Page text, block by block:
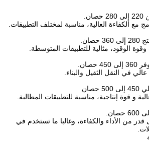
مع الكفاءة العالية، مناسبة لمختلف التطبيقات.
الوقود، مثالية للتطبيقات المتوسطة.
في النقل الثقيل والبناء.
و قوة إنتاجية، مناسبة للتطبيقات المطالبة.
من الأداء والكفاءة، وغالبا ما تستخدم في